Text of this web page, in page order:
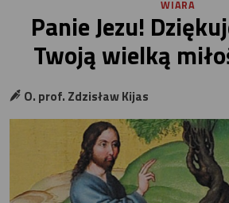
WIARA
Panie Jezu!
Twoją wielką
O. prof. Zdzisław Kijas